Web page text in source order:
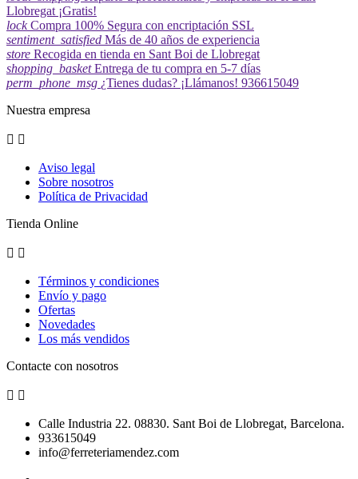
Llobregat ¡Gratis!
lock Compra 100% Segura con encriptación SSL
sentiment_satisfied Más de 40 años de experiencia
store Recogida en tienda en Sant Boi de Llobregat
shopping_basket Entrega de tu compra en 5-7 días
perm_phone_msg ¿Tienes dudas? ¡Llámanos! 936615049
Nuestra empresa
 
Aviso legal
Sobre nosotros
Política de Privacidad
Tienda Online
 
Términos y condiciones
Envío y pago
Ofertas
Novedades
Los más vendidos
Contacte con nosotros
 
Calle Industria 22. 08830. Sant Boi de Llobregat, Barcelona.
933615049
info@ferreteriamendez.com